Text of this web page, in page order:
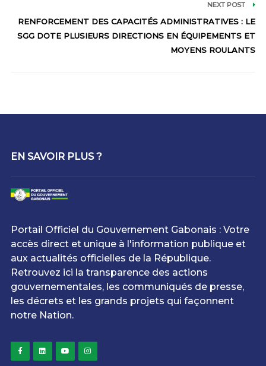
NEXT POST
RENFORCEMENT DES CAPACITÉS ADMINISTRATIVES : LE
SGG DOTE PLUSIEURS DIRECTIONS EN ÉQUIPEMENTS ET
MOYENS ROULANTS
EN SAVOIR PLUS ?
Portail Officiel du Gouvernement Gabonais : Votre
accès direct et unique à l'information publique et
aux actualités officielles de la République.
Retrouvez ici la transparence des actions
gouvernementales, les communiqués de presse,
les décrets et les grands projets qui façonnent
notre Nation.